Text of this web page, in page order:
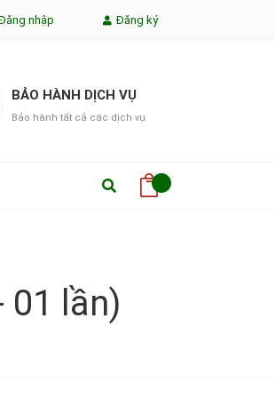
nhập Đăng ký
BẢO HÀNH DỊCH VỤ
Bảo hành tất cả các dịch vụ
01 lần)